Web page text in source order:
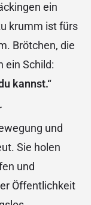
ein
krumm ist fürs
Brötchen, die
ein Schild:
kannst.“
und
Sie holen
und
Öffentlichkeit